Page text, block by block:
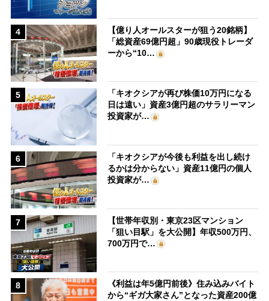
4
【億り人オールスターが狙う20銘柄】
「総資産69億円超」90歳現役トレーダ
ーから“10…
5
「キオクシアが再び株価10万円になる
日は遠い」資産3億円超のサラリーマン
投資家が…
6
「キオクシアが今後も利益を出し続け
るかは分からない」資産11億円の個人
投資家が…
7
【世帯年収別・東京23区マンション
「狙い目駅」を大公開】年収500万円、
700万円で…
8
《利益は年5億円前後》住み込みバイト
から“ギガ大家さん”となった資産200億